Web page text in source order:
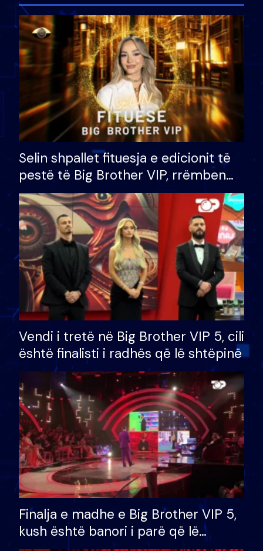
Selin shpallet fituesja e edicionit të
pestë të Big Brother VIP, rrëmben
çmimin e madh prej 100 mijë eurosh
Vendi i tretë në Big Brother VIP 5, cili
është finalisti i radhës që lë shtëpinë
Finalja e madhe e Big Brother VIP 5,
kush është banori i parë që lë